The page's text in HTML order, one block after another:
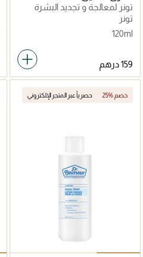
تونر لمعالجة و تجديد البشرة
الكاملة
تونر
120ml
25% خصم حصرياً عبر المتجر الإلكتروني